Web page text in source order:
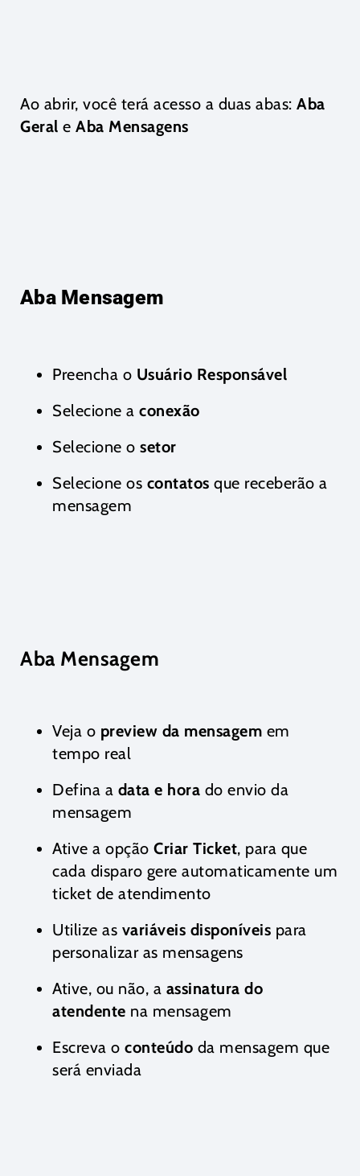
Ao abrir, você terá acesso a duas abas: Aba
Geral e Aba Mensagens
Aba Mensagem
Preencha o Usuário Responsável
Selecione a conexão
Selecione o setor
Selecione os contatos que receberão a
mensagem
Aba Mensagem
Veja o preview da mensagem em
tempo real
Defina a data e hora do envio da
mensagem
Ative a opção Criar Ticket, para que
cada disparo gere automaticamente um
ticket de atendimento
Utilize as variáveis disponíveis para
personalizar as mensagens
Ative, ou não, a assinatura do
atendente na mensagem
Escreva o conteúdo da mensagem que
será enviada